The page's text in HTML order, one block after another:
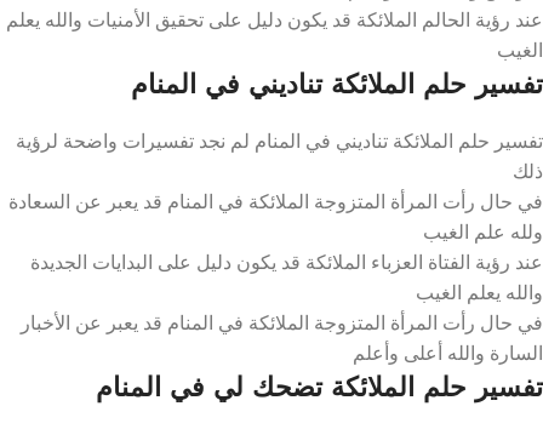
عند رؤية الحالم الملائكة قد يكون دليل على تحقيق الأمنيات والله يعلم
الغيب
تفسير حلم الملائكة تناديني في المنام
تفسير حلم الملائكة تناديني في المنام لم نجد تفسيرات واضحة لرؤية
ذلك
في حال رأت المرأة المتزوجة الملائكة في المنام قد يعبر عن السعادة
ولله علم الغيب
عند رؤية الفتاة العزباء الملائكة قد يكون دليل على البدايات الجديدة
والله يعلم الغيب
في حال رأت المرأة المتزوجة الملائكة في المنام قد يعبر عن الأخبار
السارة والله أعلى وأعلم
تفسير حلم الملائكة تضحك لي في المنام